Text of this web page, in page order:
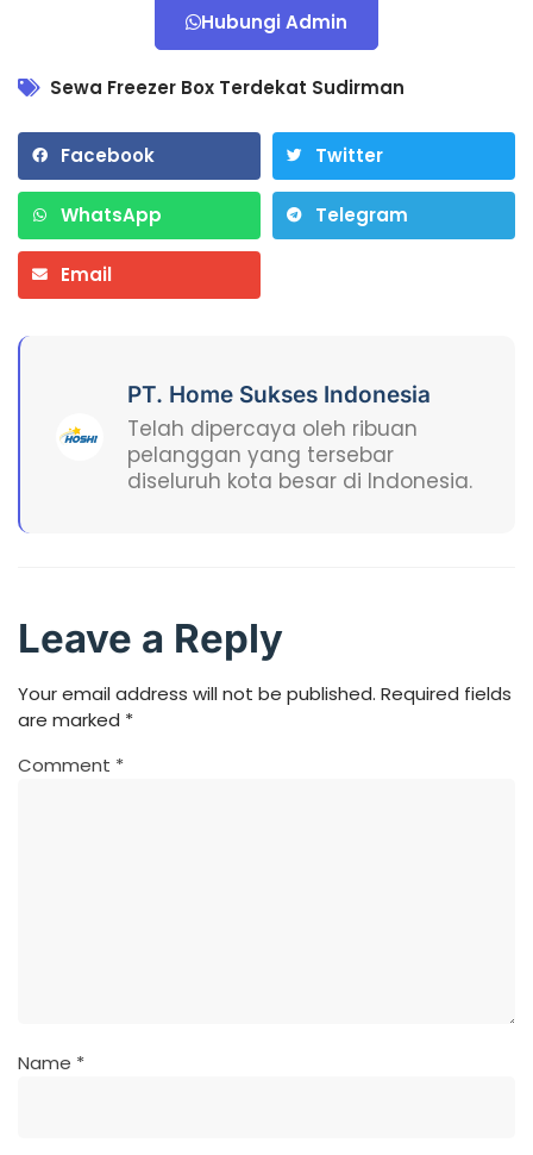
Hubungi Admin
Sewa Freezer Box Terdekat Sudirman
Facebook Twitter
WhatsApp Telegram
Email
PT. Home Sukses Indonesia
Telah dipercaya oleh ribuan
pelanggan yang tersebar
diseluruh kota besar di Indonesia.
Leave a Reply
Your email address will not be published. Required fields
are marked *
Comment *
Name *